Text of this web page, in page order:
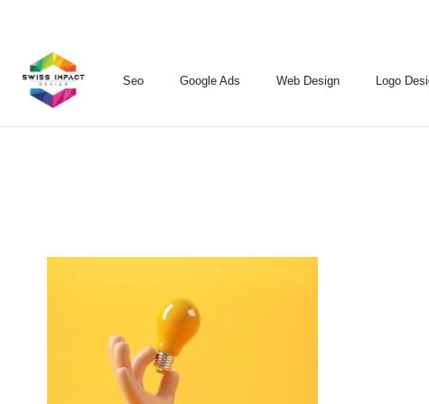
Seo Google Ads Web Design Logo